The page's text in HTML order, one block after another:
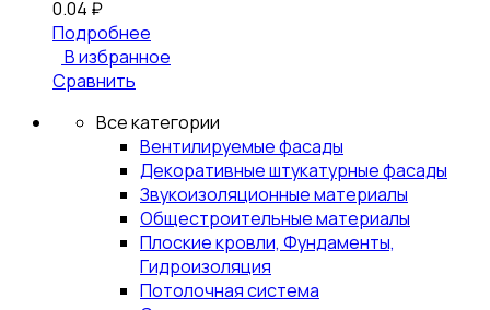
0.04 ₽
Подробнее
В избранное
Сравнить
Все категории
Вентилируемые фасады
Декоративные штукатурные фасады
Звукоизоляционные материалы
Общестроительные материалы
Плоские кровли, Фундаменты,
Гидроизоляция
Потолочная система